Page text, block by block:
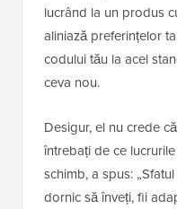
lucrând la un produs
aliniază preferințelor
codului tău la acel
ceva nou.
Desigur, el nu crede
întrebați de ce
schimb, a spus:
dornic să înveți, fii